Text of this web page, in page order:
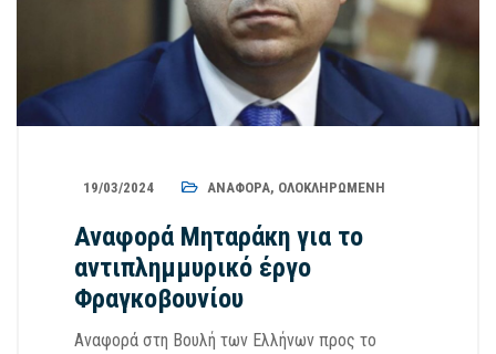
19/03/2024 ΑΝΑΦΟΡΆ, ΟΛΟΚΛΗΡΩΜΈΝΗ
Αναφορά Μηταράκη για το
αντιπλημμυρικό έργο
Φραγκοβουνίου
Αναφορά στη Βουλή των Ελλήνων προς το